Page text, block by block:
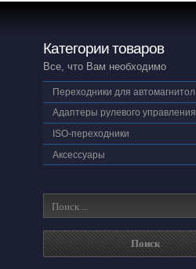
Категории товаров
Все, что Вам необходимо
Переходники для автомагнитол
Адаптеры рулевого управления
ISO-переходники
Аксессуары